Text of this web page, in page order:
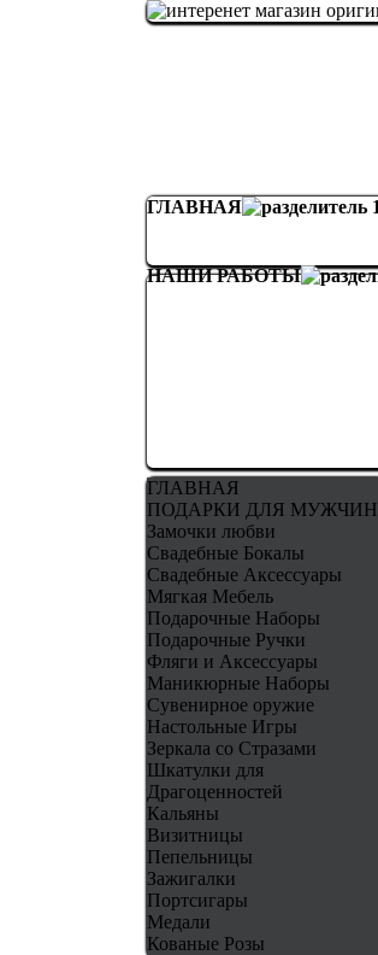
ГЛАВНАЯ
НАШИ РАБОТЫ
ГЛАВНАЯ
ПОДАРКИ ДЛЯ МУЖЧИН
Замочки любви
Свадебные Бокалы
Свадебные Аксессуары
Мягкая Мебель
Подарочные Наборы
Подарочные Ручки
Фляги и Аксессуары
Маникюрные Наборы
Сувенирное оружие
Настольные Игры
Зеркала со Стразами
Шкатулки для
Драгоценностей
Кальяны
Визитницы
Пепельницы
Зажигалки
Портсигары
Медали
Кованые Розы